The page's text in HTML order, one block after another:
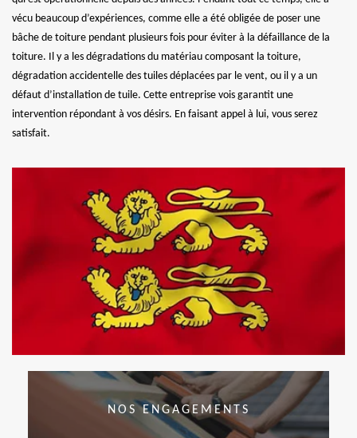
vécu beaucoup d’expériences, comme elle a été obligée de poser une
bâche de toiture pendant plusieurs fois pour éviter à la défaillance de la
toiture. Il y a les dégradations du matériau composant la toiture,
dégradation accidentelle des tuiles déplacées par le vent, ou il y a un
défaut d’installation de tuile. Cette entreprise vois garantit une
intervention répondant à vos désirs. En faisant appel à lui, vous serez
satisfait.
NOS ENGAGEMENTS